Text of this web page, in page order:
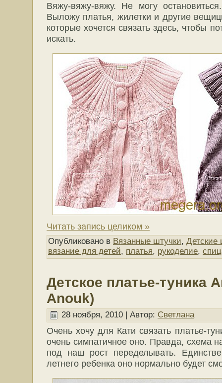
Вяжу-вяжу-вяжу. Не могу
Выложу платья, жилетки и другие
которые хочется связать здесь, чтобы
искать.
Читать запись целиком »
Опубликовано в Вязанные штучки, Детские
вязание для детей, платья, рукоделие,
Детское платье-туника
Anouk)
28 ноября, 2010 | Автор: Светлана
Очень хочу для Кати связать платье-
очень симпатичное оно. Правда, схема
под наш рост переделывать.
летнего ребенка оно нормально будет